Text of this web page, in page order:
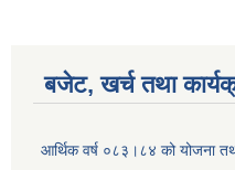
बजेट, खर्च तथा
आर्थिक वर्ष ०८३।८४ को योजना